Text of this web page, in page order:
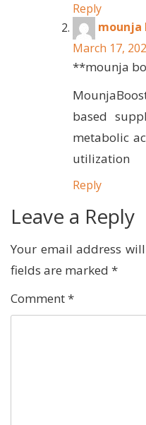
Reply
mounja
March 17,
**mounja
based
metabolic
utilization
Reply
Leave a Reply
Your email address
fields are marked *
Comment*